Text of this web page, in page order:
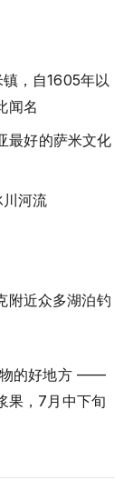
，自1605年以
闻名
好的萨米文化
河流
附近众多湖泊钓
物的好地方 ——
果，7月中下旬